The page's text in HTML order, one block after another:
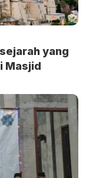
yang
Masjid